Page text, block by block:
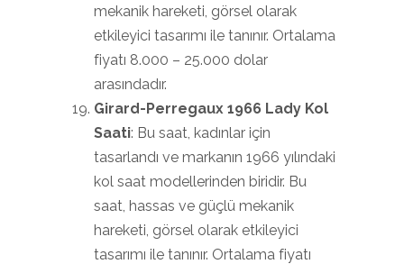
mekanik hareketi, görsel olarak
etkileyici tasarımı ile tanınır. Ortalama
fiyatı 8.000 – 25.000 dolar
arasındadır.
Girard-Perregaux 1966 Lady Kol
Saati: Bu saat, kadınlar için
tasarlandı ve markanın 1966 yılındaki
kol saat modellerinden biridir. Bu
saat, hassas ve güçlü mekanik
hareketi, görsel olarak etkileyici
tasarımı ile tanınır. Ortalama fiyatı